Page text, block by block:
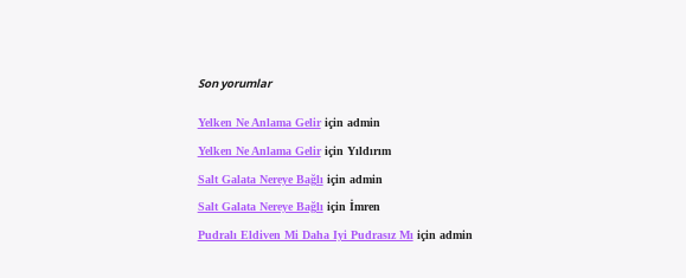
Son yorumlar
Yelken Ne Anlama Geliriçin admin
Yelken Ne Anlama Geliriçin Yıldırım
Salt Galata Nereye Bağlı için admin
Salt Galata Nereye Bağlıiçin İmren
Pudralı Eldiven Mi Daha Iyi Pudrasız Mı için admin